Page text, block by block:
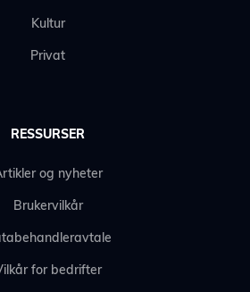
Kultur
Privat
RESSURSER
og nyheter
Brukervilkår
for bedrifter